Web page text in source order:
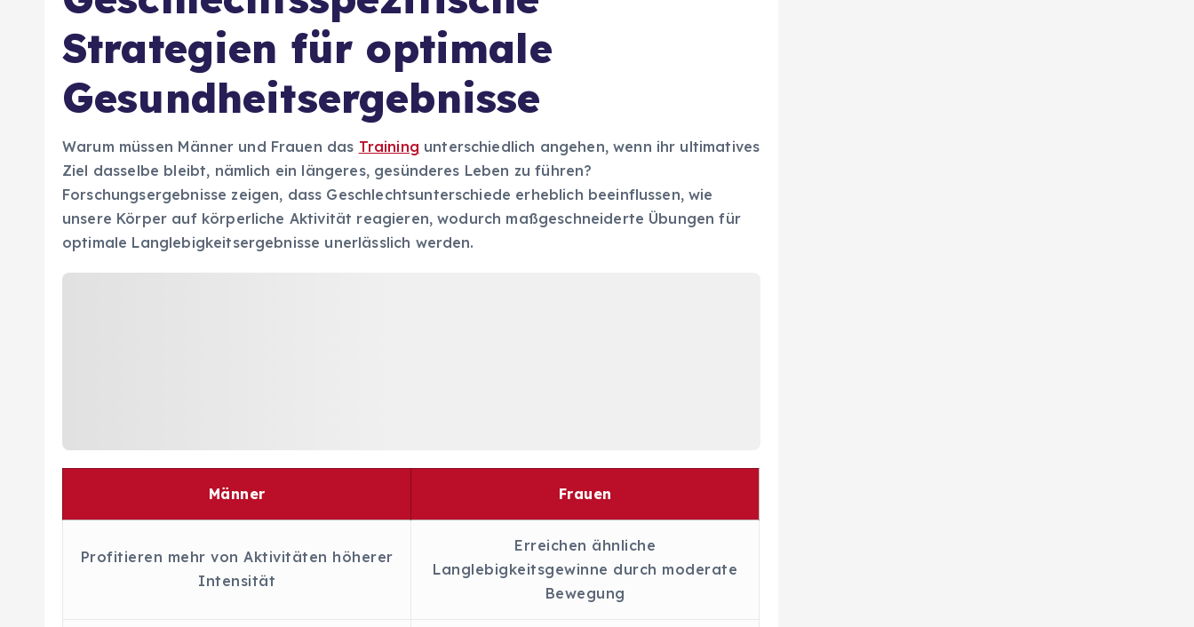
Strategien für optimale
Gesundheitsergebnisse
Warum müssen Männer und Frauen das Training unterschiedlich angehen, wenn ihr ultimatives
Ziel dasselbe bleibt, nämlich ein längeres, gesünderes Leben zu führen?
Forschungsergebnisse zeigen, dass Geschlechtsunterschiede erheblich beeinflussen, wie
unsere Körper auf körperliche Aktivität reagieren, wodurch maßgeschneiderte Übungen für
optimale Langlebigkeitsergebnisse unerlässlich werden.
Männer Frauen
Profitieren mehr von Aktivitäten höherer
Intensität
Erreichen ähnliche
Langlebigkeitsgewinne durch moderate
Bewegung